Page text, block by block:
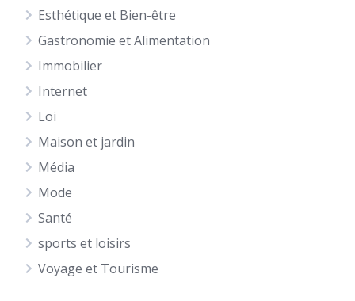
Esthétique et Bien-être
Gastronomie et Alimentation
Immobilier
Internet
Loi
Maison et jardin
Média
Mode
Santé
sports et loisirs
Voyage et Tourisme